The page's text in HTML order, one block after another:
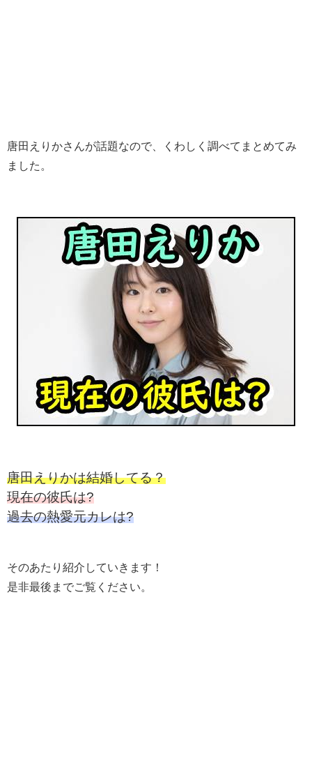
唐田えりかさんが話題なので、くわしく調べてまとめてみ
ました。
唐田えりかは結婚してる？
現在の彼氏は?
過去の熱愛元カレは?
そのあたり紹介していきます！
是非最後までご覧ください。